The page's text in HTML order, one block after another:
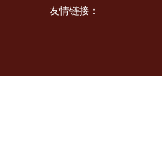
友情链接：